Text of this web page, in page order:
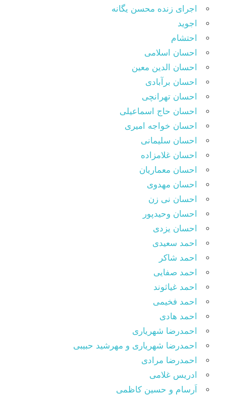
اجرای زنده محسن یگانه
اجوید
احتشام
احسان اسلامی
احسان الدین معین
احسان برآبادی
احسان تهرانچی
احسان حاج اسماعیلی
احسان خواجه امیری
احسان سلیمانی
احسان غلامزاده
احسان معماریان
احسان مهدوی
احسان نی زن
احسان وحیدپور
احسان یزدی
احمد سعیدی
احمد شاکر
احمد صفایی
احمد غیاثوند
احمد فخیمی
احمد هادی
احمدرضا شهریاری
احمدرضا شهریاری و مهرشید حبیبی
احمدرضا مرادی
ادریس غلامی
اَرسام و حسین کاظمی